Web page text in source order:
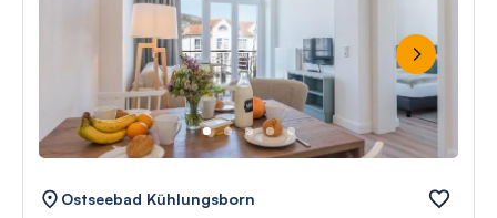
Next
Ostseebad Kühlungsborn